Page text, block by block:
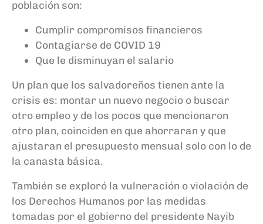
población son:
Cumplir compromisos financieros
Contagiarse de COVID 19
Que le disminuyan el salario
Un plan que los salvadoreños tienen ante la
crisis es: montar un nuevo negocio o buscar
otro empleoy de los pocos que mencionaron
otro plan, coinciden en que ahorraran y que
ajustaran el presupuesto mensual solo con lo de
la canasta básica.
También se exploró la vulneración o violación de
los Derechos Humanos por las medidas
tomadas por el gobierno del presidente Nayib